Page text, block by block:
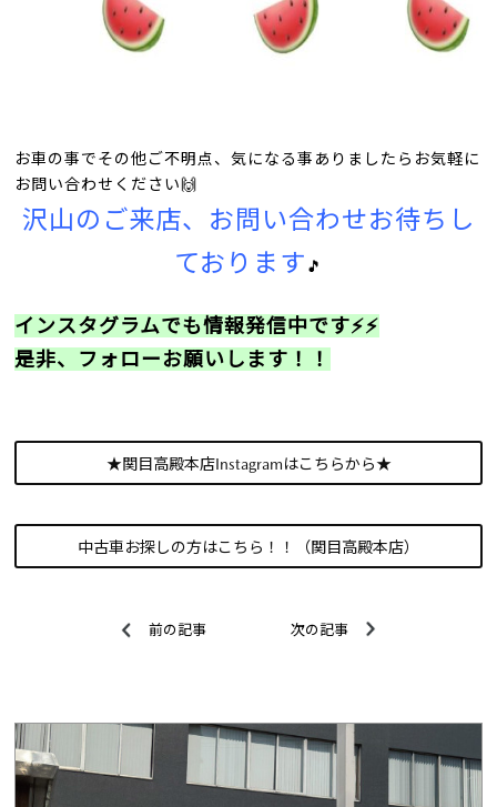
お車の事でその他ご不明点、気になる事ありましたらお気軽に
お問い合わせください🙌
沢山のご来店、お問い合わせお待ちし
ております 🎵
インスタグラムでも情報発信中です⚡⚡
是非、フォローお願いします！！
★関目高殿本店Instagramはこちらから★
中古車お探しの方はこちら！！（関目高殿本店）
前の記事 次の記事